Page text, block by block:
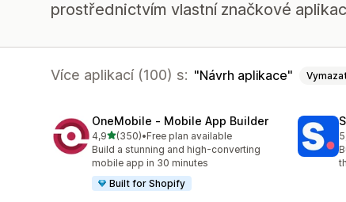
prostřednictvím vlastní značkové
Více aplikací (100) s: Návrh aplikace
OneMobile ‑ Mobile App Builder
4,9z 5 hvězd
(350)
Celkový počet recenzí: 350
•Free plan available
Build a stunning and high-converting
mobile app in 30 minutes
Built for Shopify